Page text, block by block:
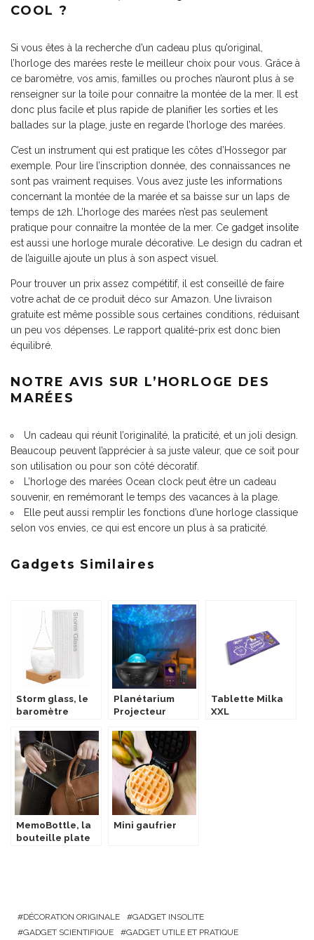
COOL ?
Si vous êtes à la recherche d’un cadeau plus qu’original,
l’horloge des marées reste le meilleur choix pour vous. Grâce à
ce baromètre, vos amis, familles ou proches n’auront plus à se
renseigner sur la toile pour connaitre la montée de la mer. Il est
donc plus facile et plus rapide de planifier les sorties et les
ballades sur la plage, juste en regarde l’horloge des marées.
C’est un instrument qui est pratique les côtes d’Hossegor par
exemple. Pour lire l’inscription donnée, des connaissances ne
sont pas vraiment requises. Vous avez juste les informations
concernant la montée de la marée et sa baisse sur un laps de
temps de 12h. L’horloge des marées n’est pas seulement
pratique pour connaitre la montée de la mer. Ce gadget insolite
est aussi une horloge murale décorative. Le design du cadran et
de l’aiguille ajoute un plus à son aspect visuel.
Pour trouver un prix assez compétitif, il est conseillé de faire
votre achat de ce produit déco sur Amazon. Une livraison
gratuite est même possible sous certaines conditions, réduisant
un peu vos dépenses. Le rapport qualité-prix est donc bien
équilibré.
NOTRE AVIS SUR L’HORLOGE DES
MARÉES
Un cadeau qui réunit l’originalité, la praticité, et un joli design.
Beaucoup peuvent l’apprécier à sa juste valeur, que ce soit pour
son utilisation ou pour son côté décoratif.
L’horloge des marées Ocean clock peut être un cadeau
souvenir, en remémorant le temps des vacances à la plage.
Elle peut aussi remplir les fonctions d’une horloge classique
selon vos envies, ce qui est encore un plus à sa praticité.
Gadgets Similaires
Storm glass, le
baromètre
cristaux
Planétarium
Projecteur
Tablette Milka
XXL
MemoBottle, la
bouteille plate
Mini gaufrier
DÉCORATION ORIGINALE
GADGET INSOLITE
GADGET SCIENTIFIQUE
GADGET UTILE ET PRATIQUE